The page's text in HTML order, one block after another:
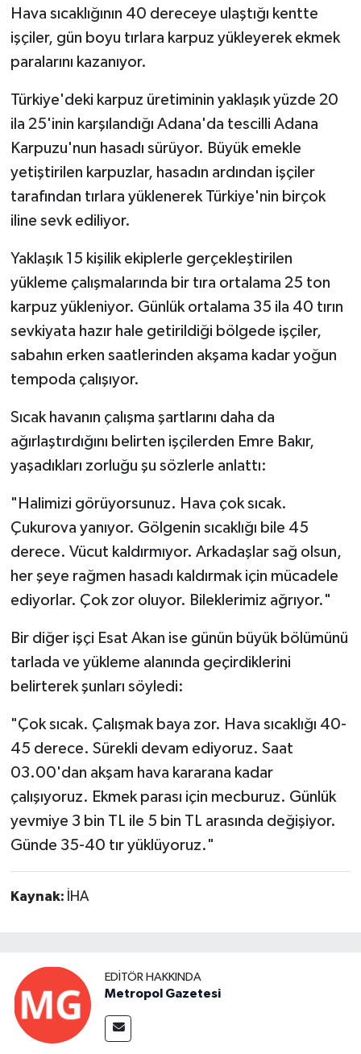
Hava sıcaklığının 40 dereceye ulaştığı kentte
işçiler, gün boyu tırlara karpuz yükleyerek ekmek
paralarını kazanıyor.
Türkiye'deki karpuz üretiminin yaklaşık yüzde 20
ila 25'inin karşılandığı Adana'da tescilli Adana
Karpuzu'nun hasadı sürüyor. Büyük emekle
yetiştirilen karpuzlar, hasadın ardından işçiler
tarafından tırlara yüklenerek Türkiye'nin birçok
iline sevk ediliyor.
Yaklaşık 15 kişilik ekiplerle gerçekleştirilen
yükleme çalışmalarında bir tıra ortalama 25 ton
karpuz yükleniyor. Günlük ortalama 35 ila 40 tırın
sevkiyata hazır hale getirildiği bölgede işçiler,
sabahın erken saatlerinden akşama kadar yoğun
tempoda çalışıyor.
Sıcak havanın çalışma şartlarını daha da
ağırlaştırdığını belirten işçilerden Emre Bakır,
yaşadıkları zorluğu şu sözlerle anlattı:
"Halimizi görüyorsunuz. Hava çok sıcak.
Çukurova yanıyor. Gölgenin sıcaklığı bile 45
derece. Vücut kaldırmıyor. Arkadaşlar sağ olsun,
her şeye rağmen hasadı kaldırmak için mücadele
ediyorlar. Çok zor oluyor. Bileklerimiz ağrıyor."
Bir diğer işçi Esat Akan ise günün büyük bölümünü
tarlada ve yükleme alanında geçirdiklerini
belirterek şunları söyledi:
"Çok sıcak. Çalışmak baya zor. Hava sıcaklığı 40-
45 derece. Sürekli devam ediyoruz. Saat
03.00'dan akşam hava kararana kadar
çalışıyoruz. Ekmek parası için mecburuz. Günlük
yevmiye 3 bin TL ile 5 bin TL arasında değişiyor.
Günde 35-40 tır yüklüyoruz."
Kaynak: İHA
EDITÖR HAKKINDA
Metropol Gazetesi